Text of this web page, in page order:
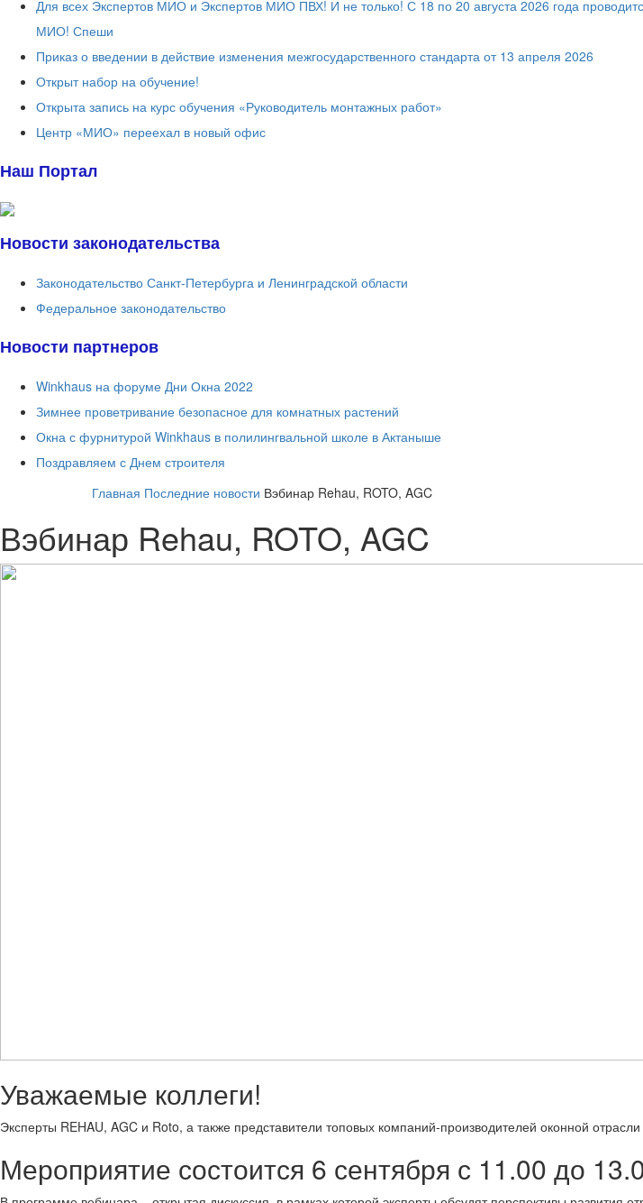
Для всех Экспертов МИО и Экспертов МИО ПВХ! И не только! С 18 по 20 августа 2026 года
МИО! Спеши
Приказ о введении в действие изменения межгосударственного стандарта от 13 апреля 2026
Открыт набор на обучение!
Открыта запись на курс обучения «Руководитель монтажных работ»
Центр «МИО» переехал в новый офис
Наш Портал
Новости законодательства
Законодательство Санкт-Петербурга и Ленинградской области
Федеральное законодательство
Новости партнеров
Winkhaus на форуме Дни Окна 2022
Зимнее проветривание безопасное для комнатных растений
Окна с фурнитурой Winkhaus в полилингвальной школе в Актаныше
Поздравляем с Днем строителя
Главная Последние новости Вэбинар Rehau, ROTO, AGC
Вэбинар Rehau, ROTO, AGC
Уважаемые коллеги!
Эксперты REHAU, AGC и Roto, а также представители топовых компаний-производителей оконной
Мероприятие состоится 6 сентября с 11.00 до